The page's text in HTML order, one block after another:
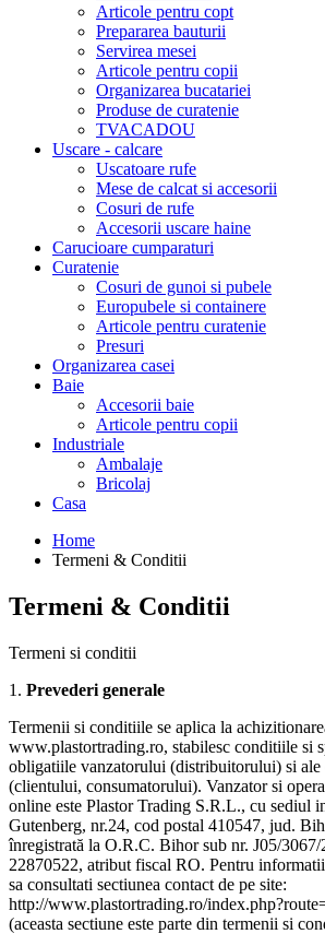
Articole pentru copt
Prepararea bauturii
Servirea mesei
Articole pentru copii
Organizarea bucatariei
Produse de curatenie
TVACADOU
Uscare - calcare
Uscatoare rufe
Mese de calcat si accesorii
Cosuri de rufe
Accesorii uscare haine
Carucioare cumparaturi
Curatenie
Cosuri de gunoi si pubele
Europubele si containere
Articole pentru curatenie
Presuri
Organizarea casei
Baie
Accesorii baie
Articole pentru copii
Industriale
Ambalaje
Bricolaj
Casa
Home
Termeni & Conditii
Termeni & Conditii
Termeni si conditii
1. Prevederi generale
Termenii si conditiile se aplica la
www.plastortrading.ro, stabilesc conditiile si
obligatiile vanzatorului (distribuitorului) si ale
(clientului, consumatorului). Vanzator si
online este Plastor Trading S.R.L., cu sediul
Gutenberg, nr.24, cod postal 410547, jud.
înregistrată la O.R.C. Bihor sub nr. J05/
22870522, atribut fiscal RO. Pentru
sa consultati sectiunea contact de pe site:
http://www.plastortrading.ro/
(aceasta sectiune este parte din termenii si